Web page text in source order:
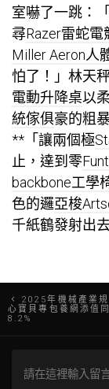
室嚇了一跳：
尋Razer雷蛇電
Miller Aeron人
怕了！」林天
電動升降桌以柔
統傢俱豪的粗
**「讓兩個極
止，達到零
backbone工學
色的邏亞梭
千紙鶴發射出
文
章
導
2025年機械產業
心寶貝專包養網添值
8.2%